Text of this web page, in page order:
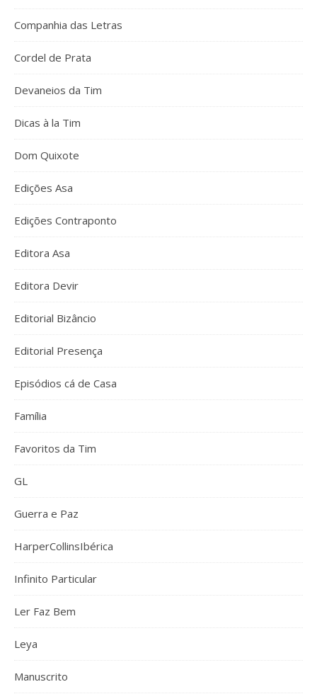
Companhia das Letras
Cordel de Prata
Devaneios da Tim
Dicas à la Tim
Dom Quixote
Edições Asa
Edições Contraponto
Editora Asa
Editora Devir
Editorial Bizâncio
Editorial Presença
Episódios cá de Casa
Família
Favoritos da Tim
GL
Guerra e Paz
HarperCollinsIbérica
Infinito Particular
Ler Faz Bem
Leya
Manuscrito